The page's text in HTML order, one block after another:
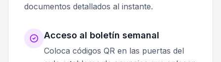
documentos detallados al instante.
Acceso al boletín semanal
Coloca códigos QR en las puertas del